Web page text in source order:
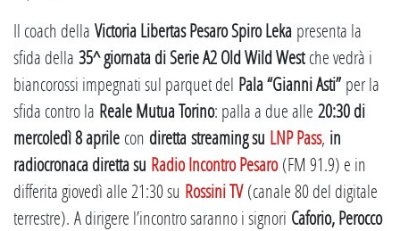
Il coach della Victoria Libertas Pesaro Spiro Leka presenta la
sfida della 35^ giornata di Serie A2 Old Wild Westche vedrà i
biancorossi impegnati sul parquet del Pala “Gianni Asti”per la
sfida contro la Reale Mutua Torino: palla a due alle 20:30 di
mercoledì 8 aprile con diretta streaming su LNP Pass, in
radiocronaca diretta su Radio Incontro Pesaro(FM 91.9) e in
differita giovedì alle 21:30 su Rossini TV(canale 80 del digitale
terrestre). A dirigere l’incontro saranno i signori Caforio, Perocco